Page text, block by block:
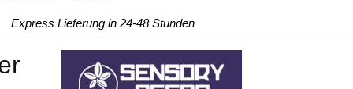
Express Lieferung in 24-48 Stunden